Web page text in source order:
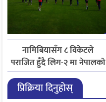
नामिबियासँग ८ विकेटले
पराजित हुँदै लिग-२ मा नेपालको
निराशाजनक सुरुआत
प्रिक्रिया दिनुहोस्